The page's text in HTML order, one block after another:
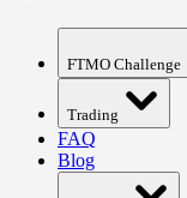
FTMO Challenge
Trading
FAQ
Blog